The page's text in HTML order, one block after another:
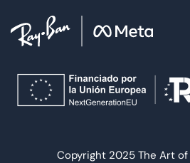
Copyright 2025 The Art of